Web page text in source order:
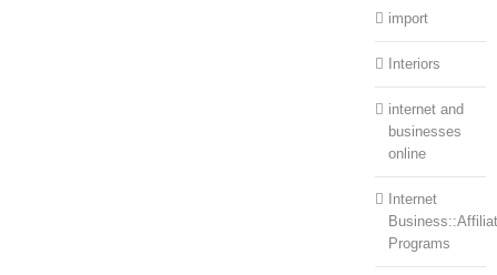
import
Interiors
internet and
businesses
online
Internet
Programs